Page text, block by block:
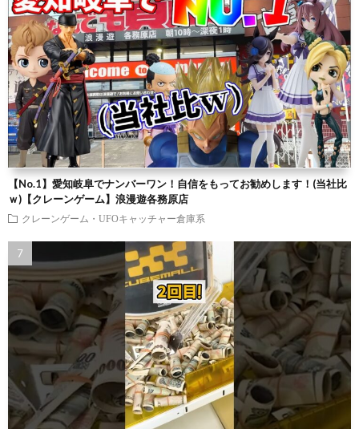
【No.1】愛知岐阜でナンバーワン！自信をもってお勧めします！(当社比
ｗ)【クレーンゲーム】浪漫遊各務原店
クレーンゲーム・UFOキャッチャー倉庫系